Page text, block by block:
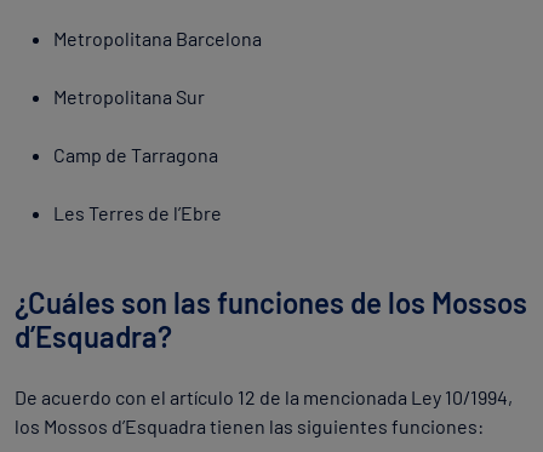
Metropolitana Barcelona
Metropolitana Sur
Camp de Tarragona
Les Terres de l’Ebre
¿Cuáles son las funciones de los Mossos
d’Esquadra?
De acuerdo con el artículo 12 de la mencionada Ley 10/1994,
los Mossos d’Esquadra tienen las siguientes funciones: